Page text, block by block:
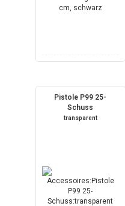
Pistole P99 25-
Schuss
transparent